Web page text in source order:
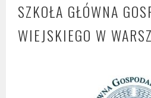
SZKOŁA GŁÓWNA
WIEJSKIEGO W